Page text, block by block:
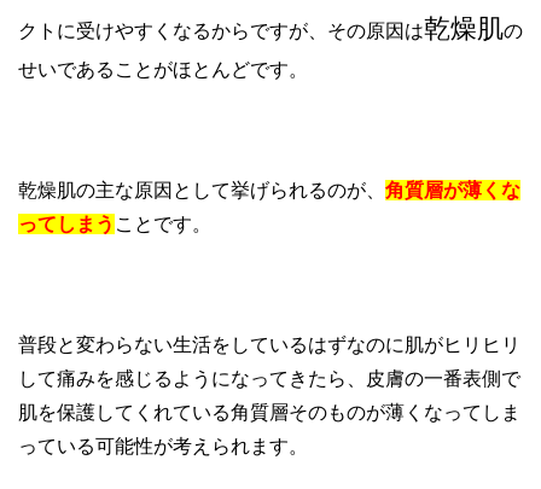
クトに受けやすくなるからですが、その原因は乾燥肌の
せいであることがほとんどです。
乾燥肌の主な原因として挙げられるのが、 角質層が薄くな
ってしまう ことです。
普段と変わらない生活をしているはずなのに肌がヒリヒリ
して痛みを感じるようになってきたら、皮膚の一番表側で
肌を保護してくれている角質層そのものが薄くなってしま
っている可能性が考えられます。